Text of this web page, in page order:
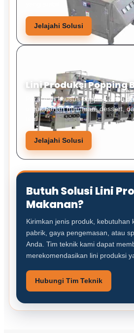
Jelajahi Solusi
Lini Produksi Popping
Peralatan khusus popping boba
untuk bahan minuman, dessert,
tea.
Jelajahi Solusi
Butuh Solusi Lini
Makanan?
Kirimkan jenis produk, kebutuhan
pabrik, gaya pengemasan, atau
Anda. Tim teknik kami dapat
merekomendasikan lini produksi
Hubungi Tim Teknik